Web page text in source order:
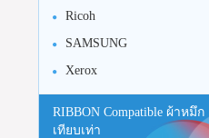
Ricoh
SAMSUNG
Xerox
RIBBON Compatible ผ้าหมึก
เทียบเท่า